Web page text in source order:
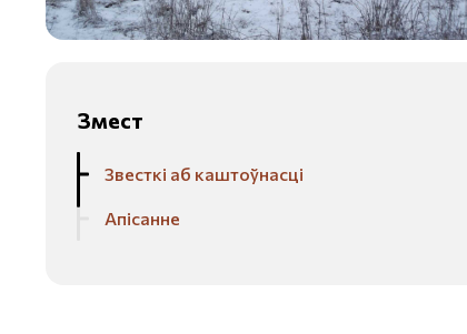
Змест
Звесткі аб каштоўнасці
Апісанне